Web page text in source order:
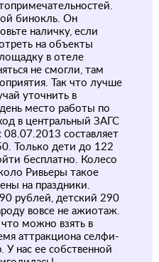
бинокль. Он
наличку, если
на объекты
в отеле
не смогли, там
Так что лучше
уточнить в
место работы по
в центральный ЗАГС
составляет
Только дети до 122
бесплатно. Колесо
Ривьеры такое
на праздники.
рублей, детский 290
вовсе не ажиотаж.
что можно взять в
аттракциона селфи-
У нас ее собственной